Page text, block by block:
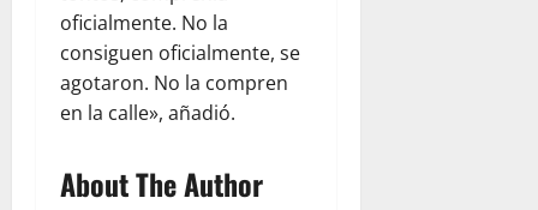
oficialmente. No la
consiguen oficialmente, se
agotaron. No la compren
en la calle», añadió.
About The Author